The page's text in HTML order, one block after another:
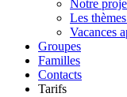
Notre
Les
Vacances
Groupes
Familles
Contacts
Tarifs